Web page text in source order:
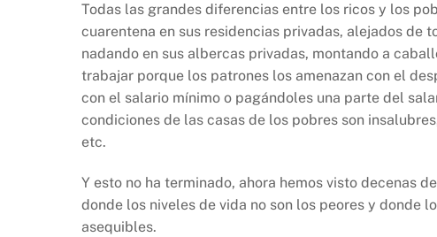
Todas las grandes diferencias entre los ricos y los
cuarentena en sus residencias privadas, alejados de
nadando en sus albercas privadas, montando a
trabajar porque los patrones los amenazan con el
con el salario mínimo o pagándoles una parte del
condiciones de las casas de los pobres son
etc.
Y esto no ha terminado, ahora hemos visto decenas
donde los niveles de vida no son los peores y donde
asequibles.